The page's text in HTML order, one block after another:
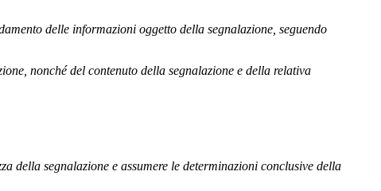
delle informazioni oggetto della segnalazione, seguendo
nonché del contenuto della segnalazione e della relativa
della segnalazione e assumere le determinazioni conclusive della